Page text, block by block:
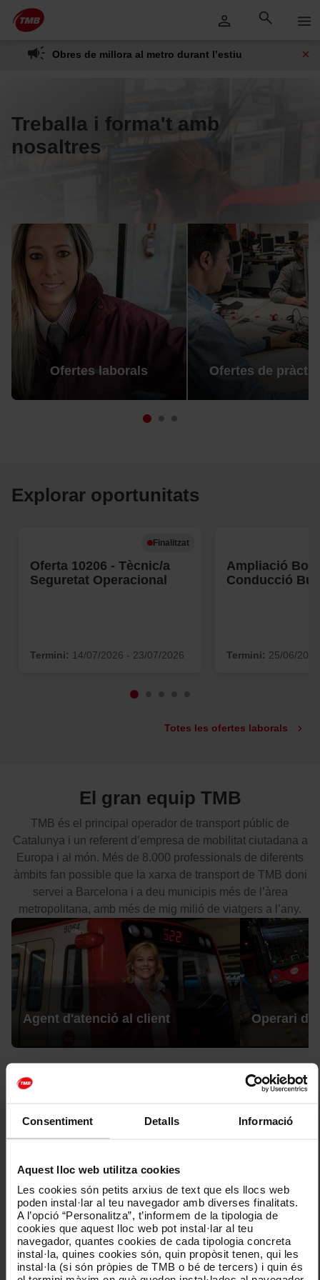
Consentiment Detalls Informació
Aquest lloc web utilitza cookies
Les cookies són petits arxius de text que els llocs web
poden instal·lar al teu navegador amb diverses finalitats.
A l’opció “Personalitza”, t’informem de la tipologia de
cookies que aquest lloc web pot instal·lar al teu
navegador, quantes cookies de cada tipologia concreta
instal·la, quines cookies són, quin propòsit tenen, qui les
instal·la (si són pròpies de TMB o bé de tercers) i quin és
Salta al contingut principal
Saltar
al
contingut
Obres de millora al metro durant l’estiu
Treballa i forma't amb
nosaltres
Ofertes laborals Ofertes de
Explorar oportunitats
Finalitzat
Oferta 10206 - Tècnic/a
Seguretat Operacional
Termini: 14/07/2026 - 23/07/2026
Ampliació
Conducció
Termini: 25/06/
Totes les ofertes laborals
El gran equip TMB
TMB és el principal operador de transport públic de
Catalunya i un referent d’empresa de mobilitat ciutadana a
Europa i al món. Més de 8.000 professionals de diferents
àmbits fan possible que la xarxa de transport de TMB doni
servei a Barcelona i a deu municipis més de l’àrea
metropolitana, amb més de mig milió de viatgers a l’any.
Agent d'atenció al client Operari de
Els valors que guien l'activitat de TMB són essencials per
complir el nostre compromís amb la societat: treballadors i
treballadores, ciutadania i grups d'interès.
Vocació de servei públic i servei excel·lent
Gestió eficient